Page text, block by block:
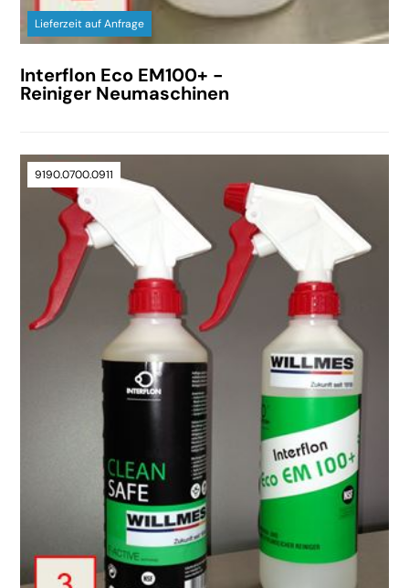
Lieferzeit auf Anfrage
Interflon Eco EM100+ -
Reiniger Neumaschinen
9190.0700.0911